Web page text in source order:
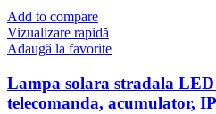
Add to compare
Vizualizare rapidă
Adaugă la favorite
Lampa solara stradala
telecomanda, acumulator,